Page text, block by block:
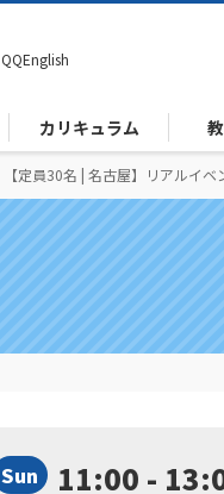
QQEnglish
カリキュラム
【定員30名 | 名古屋】リアルイ
Sun 11:00 -